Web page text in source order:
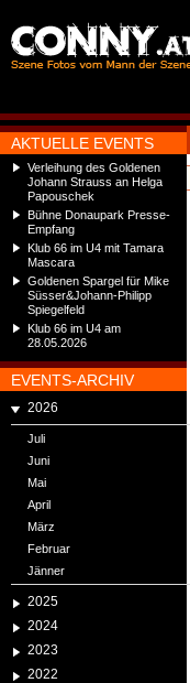
AKTUELLE EVENTS
Verleihung des Goldenen
Johann Strauss an Helga
Papouschek
Bühne Donaupark Presse-
Empfang
Klub 66 im U4 mit Tamara
Mascara
Goldenen Spargel für Mike
Süsser&Johann-Philipp
Spiegelfeld
Klub 66 im U4 am
28.05.2026
EVENTS-ARCHIV
2026
Juli
Juni
Mai
April
März
Februar
Jänner
2025
2024
2023
2022